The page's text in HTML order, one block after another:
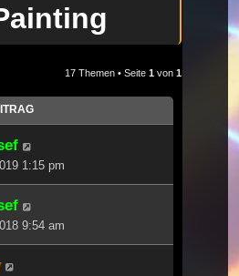
17 Themen • Seite 1 von 1
1:15 pm
9:54 am